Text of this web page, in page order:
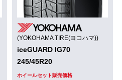
(YOKOHAMA TIRE(ヨコハマ))
iceGUARD IG70
245/45R20
ホイールセット販売価格